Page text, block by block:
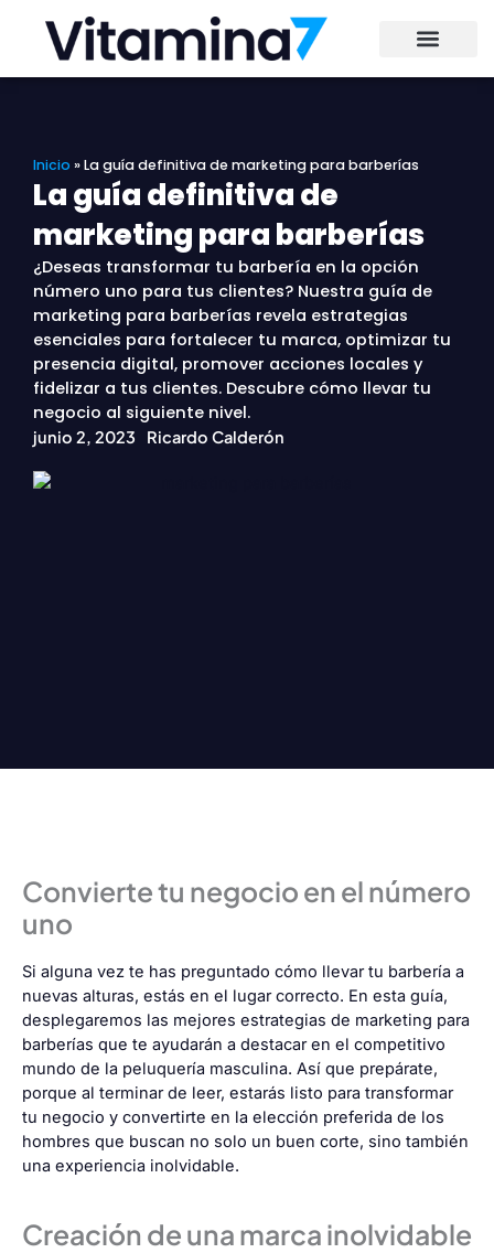
contenido
Inicio »La guía definitiva de marketing para barberías
La guía definitiva de
marketing para barberías
¿Deseas transformar tu barbería en la opción
número uno para tus clientes? Nuestra guía de
marketing para barberías revela estrategias
esenciales para fortalecer tu marca, optimizar tu
presencia digital, promover acciones locales y
fidelizar a tus clientes. Descubre cómo llevar tu
negocio al siguiente nivel.
junio 2, 2023 Ricardo Calderón
Convierte tu negocio en el número
uno
Si alguna vez te has preguntado cómo llevar tu barbería a
nuevas alturas, estás en el lugar correcto. En esta guía,
desplegaremos las mejores estrategias de marketing para
barberías que te ayudarán a destacar en el competitivo
mundo de la peluquería masculina. Así que prepárate,
porque al terminar de leer, estarás listo para transformar
tu negocio y convertirte en la elección preferida de los
hombres que buscan no solo un buen corte, sino también
una experiencia inolvidable.
Creación de una marca inolvidable